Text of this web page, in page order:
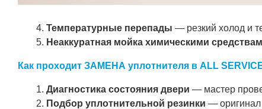
Температурные перепады — резкий холод и
Неаккуратная мойка химическими
Как проходит ЗАМЕНА уплотнителя в ALL
Диагностика состояния двери — мастер
Подбор уплотнительной резинки — оригинал